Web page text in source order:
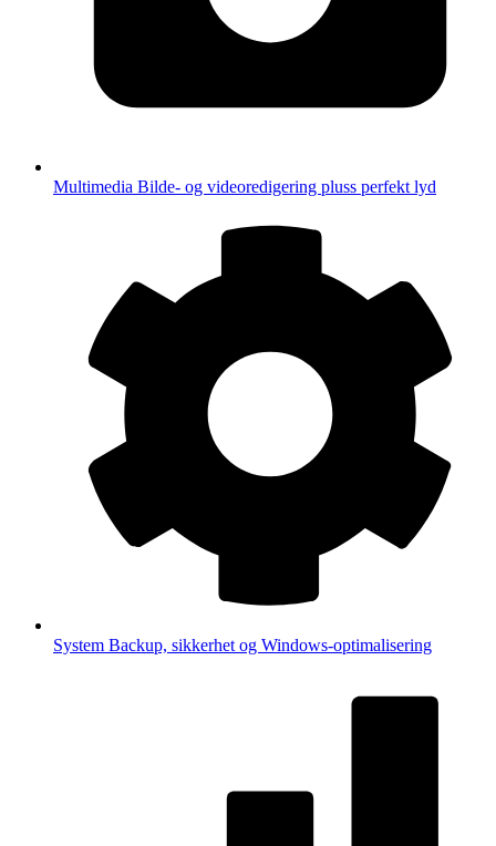
Multimedia Bilde- og videoredigering pluss perfekt lyd
System Backup, sikkerhet og Windows-optimalisering